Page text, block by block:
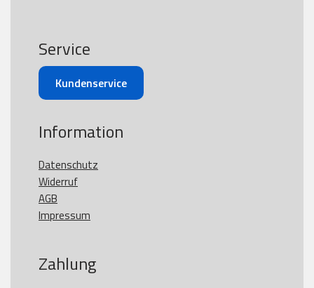
Service
Kundenservice
Information
Datenschutz
Widerruf
AGB
Impressum
Zahlung